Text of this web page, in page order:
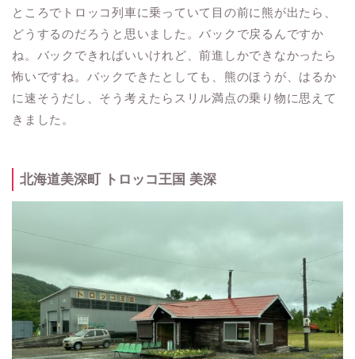
ところでトロッコ列車に乗っていて目の前に熊が出たら、
どうするのだろうと思いました。バックで戻るんですか
ね。バックできればいいけれど、前進しかできなかったら
怖いですね。バックできたとしても、熊のほうが、はるか
に速そうだし、そう考えたらスリル満点の乗り物に思えて
きました。
北海道美深町 トロッコ王国 美深